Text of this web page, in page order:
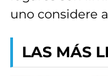
uno considere
LAS MÁS